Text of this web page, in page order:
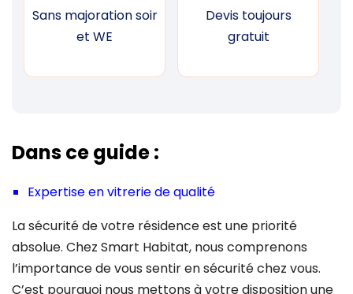
Sans majoration soir
et WE
Devis toujours
gratuit
Dans ce guide :
Expertise en vitrerie de qualité
La sécurité de votre résidence est une priorité
absolue. Chez Smart Habitat, nous comprenons
l’importance de vous sentir en sécurité chez vous.
C’est pourquoi nous mettons à votre disposition une